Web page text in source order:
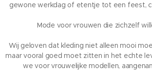
gewone werkdag of etentje tot een feest,
Mode voor vrouwen die zichzelf
Wij geloven dat kleding niet alleen mooi
maar vooral goed moet zitten in het echte
we voor vrouwelijke modellen,